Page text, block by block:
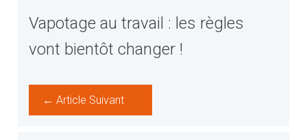
Vapotage au travail : les règles
vont bientôt changer !
← Article Suivant